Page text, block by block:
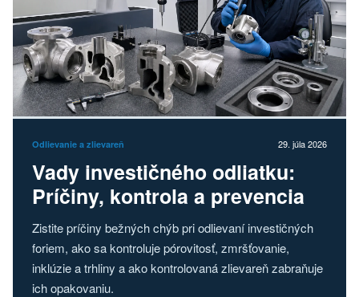
Odlievanie a zlievareň 29. júla 2026
Vady investičného odliatku:
Príčiny, kontrola a prevencia
Zistite príčiny bežných chýb pri odlievaní investičných
foriem, ako sa kontroluje pórovitosť, zmršťovanie,
inklúzie a trhliny a ako kontrolovaná zlievareň zabraňuje
ich opakovaniu.